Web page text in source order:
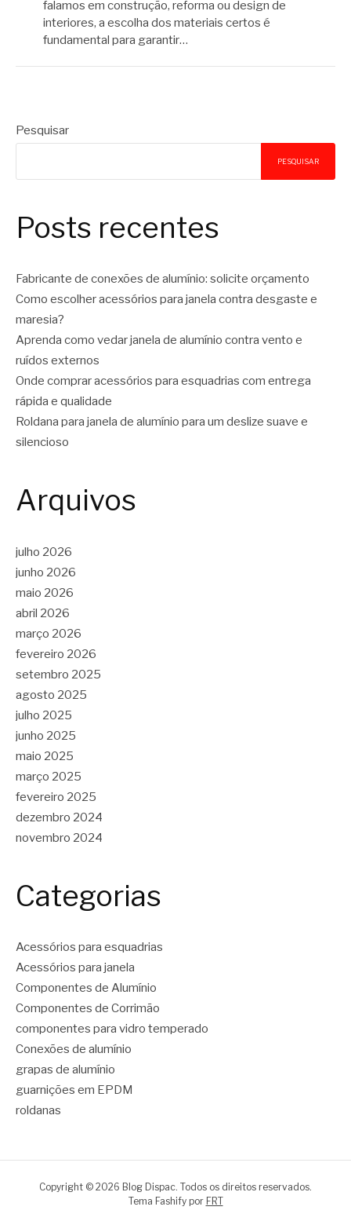
falamos em construção, reforma ou design de
interiores, a escolha dos materiais certos é
fundamental para garantir…
Pesquisar
PESQUISAR
Posts recentes
Fabricante de conexões de alumínio: solicite orçamento
Como escolher acessórios para janela contra desgaste e
maresia?
Aprenda como vedar janela de alumínio contra vento e
ruídos externos
Onde comprar acessórios para esquadrias com entrega
rápida e qualidade
Roldana para janela de alumínio para um deslize suave e
silencioso
Arquivos
julho 2026
junho 2026
maio 2026
abril 2026
março 2026
fevereiro 2026
setembro 2025
agosto 2025
julho 2025
junho 2025
maio 2025
março 2025
fevereiro 2025
dezembro 2024
novembro 2024
Categorias
Acessórios para esquadrias
Acessórios para janela
Componentes de Alumínio
Componentes de Corrimão
componentes para vidro temperado
Conexões de alumínio
grapas de alumínio
guarnições em EPDM
roldanas
Copyright © 2026 Blog Dispac. Todos os direitos reservados.
Tema Fashify por FRT